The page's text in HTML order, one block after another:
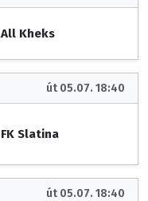
All Kheks
út 05.07. 18:40
FK Slatina
út 05.07. 18:40